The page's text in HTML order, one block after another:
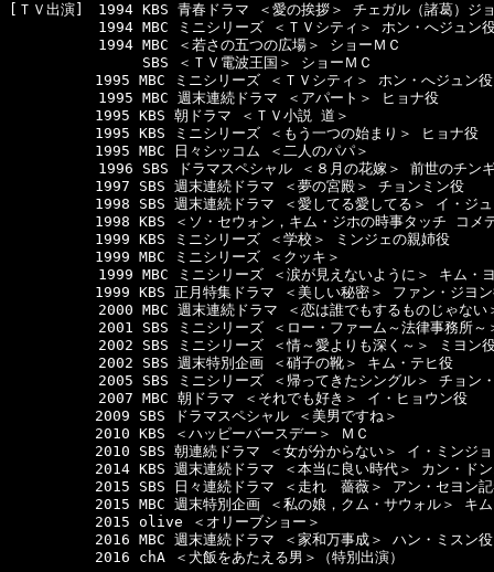
[ＴＶ出演]　1994 KBS 青春ドラマ ＜愛の挨拶＞ チェガル（諸葛）ジ
　　　　　1994 MBC ミニシリーズ ＜ＴＶシティ＞ ホン・へジュン
  　　　　　1994 MBC ＜若さの五つの広場＞ ショーＭＣ
  　　　　　     SBS ＜ＴＶ電波王国＞ ショーＭＣ
1995 MBC ミニシリーズ ＜ＴＶシティ＞ ホン・へジュン役
  　　　　　1995 MBC 週末連続ドラマ ＜アパート＞ ヒョナ役
1995 KBS 朝ドラマ ＜ＴＶ小説 道＞
1995 KBS ミニシリーズ ＜もう一つの始まり＞ ヒョナ役
1995 MBC 日々シッコム ＜二人のパパ＞
　　　　　1996 SBS ドラマスペシャル ＜８月の花嫁＞ 前世のチン
1997 SBS 週末連続ドラマ ＜夢の宮殿＞ チョンミン役
1998 SBS 週末連続ドラマ ＜愛してる愛してる＞ イ・ジュ
1998 KBS ＜ソ・セウォン，キム・ジホの時事タッチ コメデ
1999 KBS ミニシリーズ ＜学校＞ ミンジェの親姉役
1999 MBC ミニシリーズ ＜クッキ＞
　　　　　1999 MBC ミニシリーズ ＜涙が見えないように＞ キム・
1999 KBS 正月特集ドラマ ＜美しい秘密＞ ファン・ジヨン
　　　　　2000 MBC 週末連続ドラマ ＜恋は誰でもするものじゃない
　　　　　2001 SBS ミニシリーズ ＜ロー・ファーム～法律事務所
　　　　　2002 SBS ミニシリーズ ＜情～愛よりも深く～＞ ミヨン
  　　　　　2002 SBS 週末特別企画 ＜硝子の靴＞ キム・テヒ役
　　　　　2005 SBS ミニシリーズ ＜帰ってきたシングル＞ チョン
  　　　　　2007 MBC 朝ドラマ ＜それでも好き＞ イ・ヒョウン役
2009 SBS ドラマスペシャル ＜美男ですね＞
2010 KBS ＜ハッピーバースデー＞ ＭＣ
2010 SBS 朝連続ドラマ ＜女が分からない＞ イ・ミンジョ
2014 KBS 週末連続ドラマ ＜本当に良い時代＞ カン・ドン
2015 SBS 日々連続ドラマ ＜走れ　薔薇＞ アン・セヨン記
2015 MBC 週末特別企画 ＜私の娘，クム・サウォル＞ キム・
2015 olive ＜オリーブショー＞
2016 MBC 週末連続ドラマ ＜家和万事成＞ ハン・ミスン役
2016 chA ＜犬飯をあたえる男＞（特別出演）